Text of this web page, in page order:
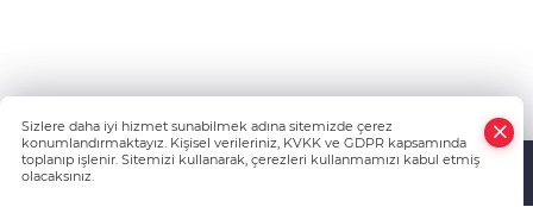
Sizlere daha iyi hizmet sunabilmek adına sitemizde çerez
konumlandırmaktayız. Kişisel verileriniz, KVKK ve GDPR kapsamında
toplanıp işlenir. Sitemizi kullanarak, çerezleri kullanmamızı kabul etmiş
olacaksınız.